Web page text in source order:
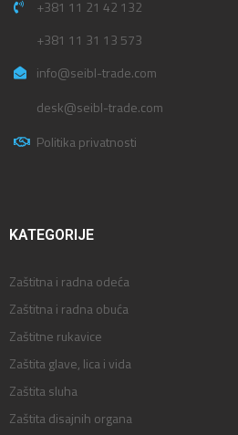
+381 11 21 42 132
+381 11 31 13 573
info@seibl-trade.com
desk@seibl-trade.com
Politika privatnosti
KATEGORIJE
Zaštitna i radna odeća
Zaštitna i radna obuća
Zaštitne rukavice
Zaštita glave, lica i vida
Zaštita sluha
Zaštita disajnih organa